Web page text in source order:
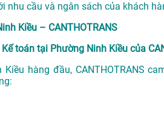
nhu cầu và ngân sách của khách
Kiều – CANTHOTRANS
toán tại Phường Ninh Kiều của
Kiều hàng đầu, CANTHOTRANS